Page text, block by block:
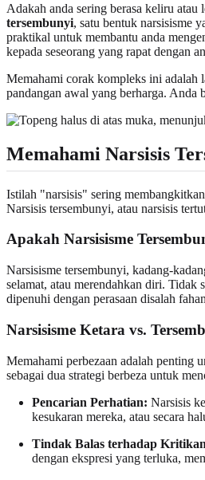
Adakah anda sering berasa keliru atau
tersembunyi, satu bentuk narsisisme
praktikal untuk membantu anda
kepada seseorang yang rapat dengan
Memahami corak kompleks ini adalah
pandangan awal yang berharga. Anda
Memahami Narsisis
Istilah "narsisis" sering
Narsisis tersembunyi, atau narsisis
Apakah Narsisisme
Narsisisme tersembunyi, kadang-
selamat, atau merendahkan diri. Tidak
dipenuhi dengan perasaan disalah
Narsisisme Ketara vs.
Memahami perbezaan adalah penting
sebagai dua strategi berbeza untuk
Pencarian Perhatian: Narsisis
kesukaran mereka, atau secara
Tindak Balas terhadap
dengan ekspresi yang terluka,